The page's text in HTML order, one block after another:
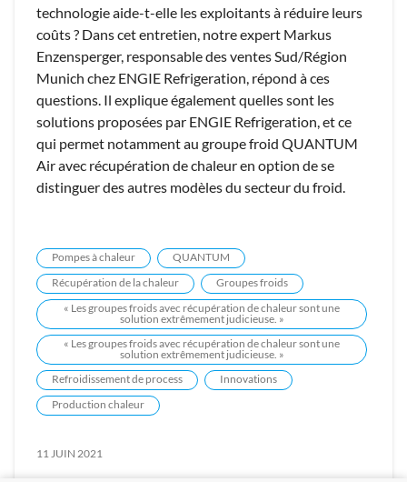
technologie aide-t-elle les exploitants à réduire leurs
coûts ? Dans cet entretien, notre expert Markus
Enzensperger, responsable des ventes Sud/Région
Munich chez ENGIE Refrigeration, répond à ces
questions. Il explique également quelles sont les
solutions proposées par ENGIE Refrigeration, et ce
qui permet notamment au groupe froid QUANTUM
Air avec récupération de chaleur en option de se
distinguer des autres modèles du secteur du froid.
Pompes à chaleur
QUANTUM
Récupération de la chaleur
Groupes froids
« Les groupes froids avec récupération de chaleur sont une
solution extrêmement judicieuse. »
« Les groupes froids avec récupération de chaleur sont une
solution extrêmement judicieuse. »
Refroidissement de process
Innovations
Production chaleur
11 JUIN 2021